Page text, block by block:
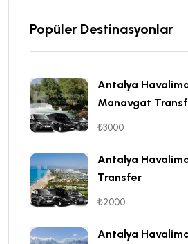
Popüler Destinasyonlar
Antalya
Manavgat
₺3000
Antalya
Transfer
₺2000
Antalya